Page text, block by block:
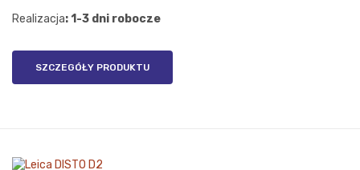
Realizacja: 1-3 dni robocze
SZCZEGÓŁY PRODUKTU